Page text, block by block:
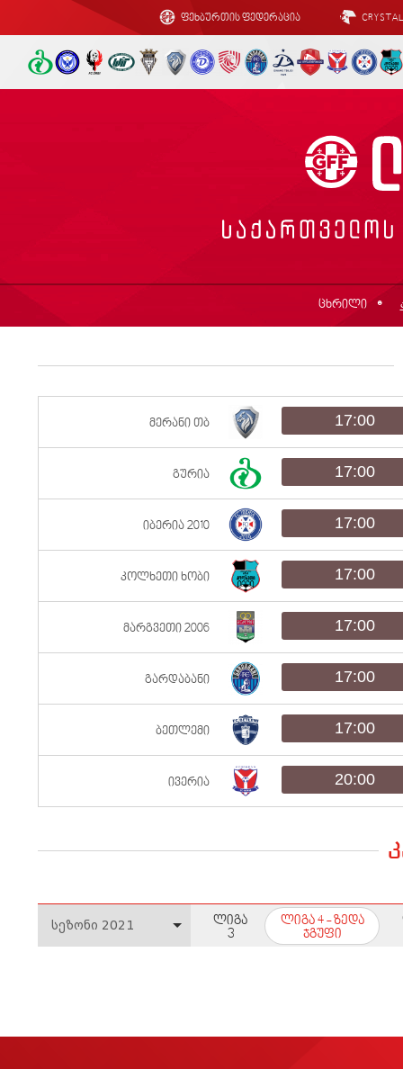
ფეხბურთის ფედერაცია
ცხრილი
მერანი თბ 17:00
გურია 17:00
იბერია 2010 17:00
კოლხეთი ხობი 17:00
მარგვეთი 2006 17:00
გარდაბანი 17:00
ბეთლემი 17:00
ივერია 20:00
ლიგა
3
ლიგა 4 - ზედა
ჯგუფი